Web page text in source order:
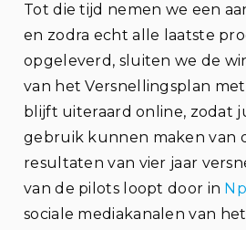
Tot die tijd nemen we een
en zodra echt alle laatste
opgeleverd, sluiten we de
van het Versnellingsplan
blijft uiteraard online, zodat
gebruik kunnen maken van
resultaten van vier jaar
van de pilots loopt door in
sociale mediakanalen van